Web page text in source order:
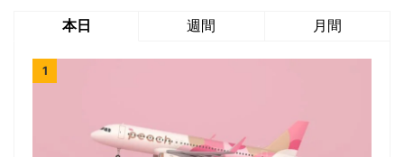
本日 週間 月間